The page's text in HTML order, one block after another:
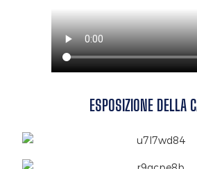
ESPOSIZIONE DELLA